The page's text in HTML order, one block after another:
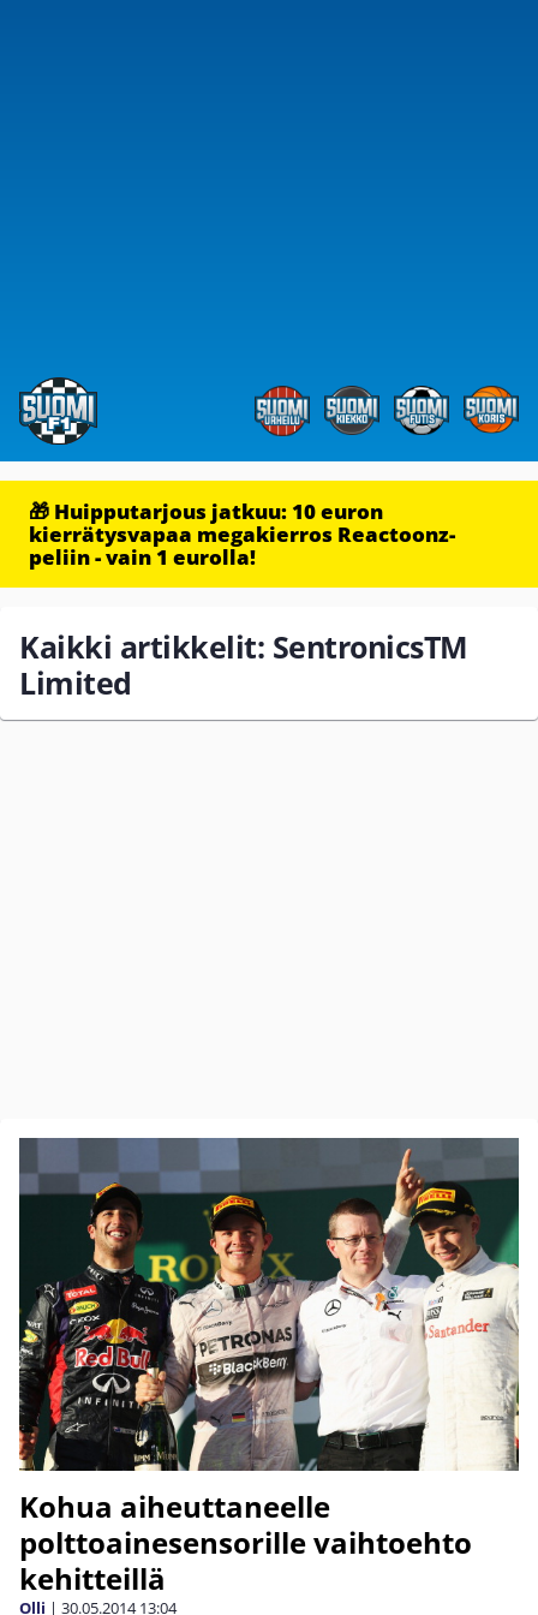
🎁 Huipputarjous jatkuu: 10 euron
kierrätysvapaa megakierros Reactoonz-
peliin - vain 1 eurolla!
Kaikki artikkelit: SentronicsTM
Limited
Kohua aiheuttaneelle
polttoainesensorille vaihtoehto
kehitteillä
Olli | 30.05.2014 13:04